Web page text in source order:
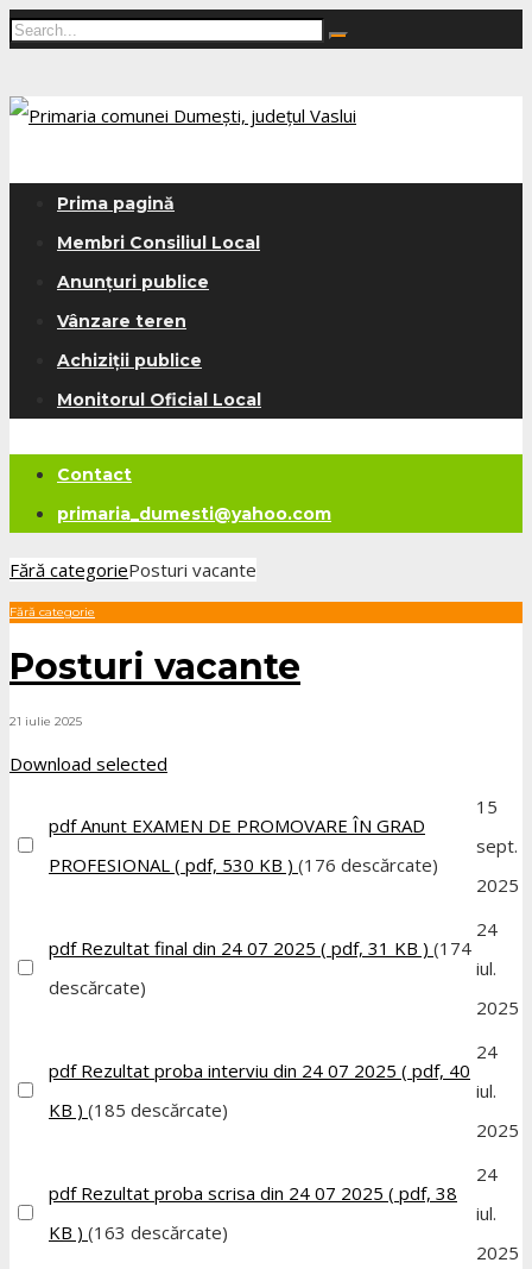
Prima pagină
Membri Consiliul Local
Anunțuri publice
Vânzare teren
Achiziții publice
Monitorul Oficial Local
Contact
primaria_dumesti@yahoo.com
Fără categoriePosturi vacante
Fără categorie
Posturi vacante
21 iulie 2025
Download selected
pdf Anunt EXAMEN DE PROMOVARE ÎN GRAD
PROFESIONAL ( pdf, 530 KB ) (176 descărcate)
15
sept.
2025
pdf Rezultat final din 24 07 2025 ( pdf, 31 KB ) (174
descărcate)
24
iul.
2025
pdf Rezultat proba interviu din 24 07 2025 ( pdf, 40
KB ) (185 descărcate)
24
iul.
2025
pdf Rezultat proba scrisa din 24 07 2025 ( pdf, 38
KB ) (163 descărcate)
24
iul.
2025